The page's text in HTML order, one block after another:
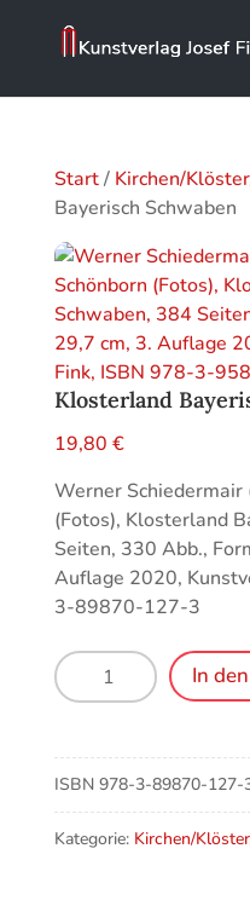
Start/ Kirchen/
Bayerisch Schwaben
Klosterland
19,80 €
Werner Schiedermair
(Fotos), Klosterland
Seiten, 330 Abb.,
Auflage 2020,
3-89870-127-3
Klosterland
Bayerisch
Menge
In
ISBN 978-3-89870-127-
Kategorie: Kirchen/